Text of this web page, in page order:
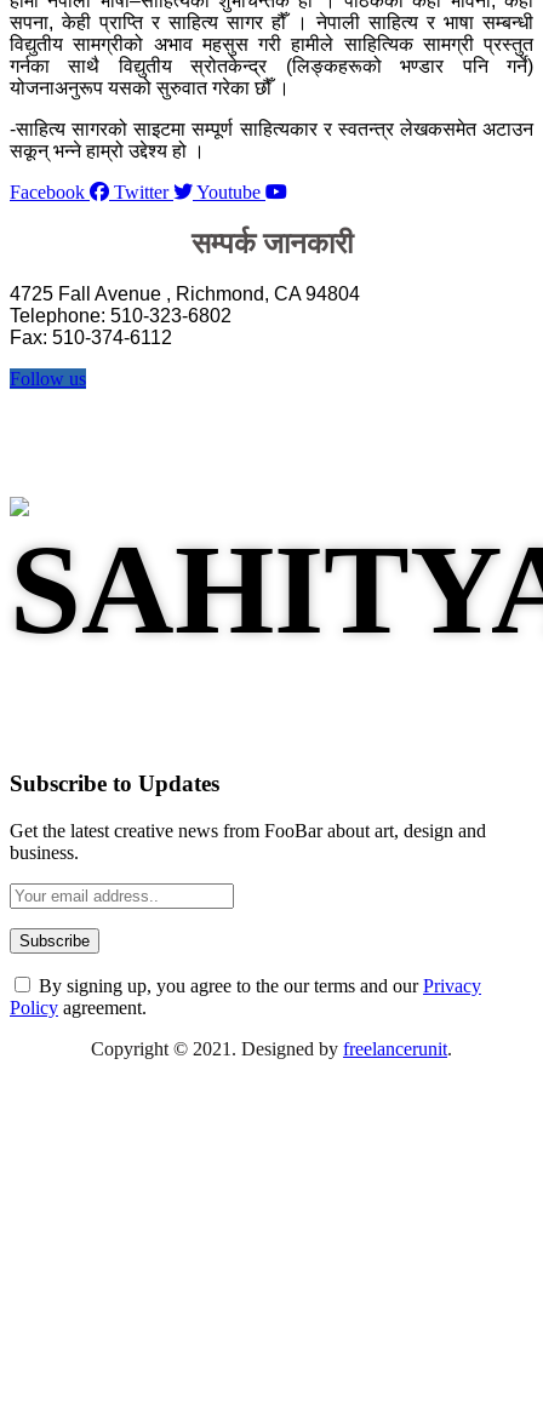
सपना, केही प्राप्ति र साहित्य सागर हौँ । नेपाली साहित्य र भाषा सम्बन्धी
विद्युतीय सामग्रीको अभाव महसुस गरी हामीले साहित्यिक सामग्री प्रस्तुत
गर्नका साथै विद्युतीय स्रोतकेन्द्र (लिङ्कहरूको भण्डार पनि गर्ने)
योजनाअनुरूप यसको सुरुवात गरेका छौँ ।
-साहित्य सागरको साइटमा सम्पूर्ण साहित्यकार र स्वतन्त्र लेखकसमेत अटाउन
सकून् भन्ने हाम्रो उद्देश्य हो ।
Facebook
Twitter Youtube
सम्पर्क जानकारी
4725 Fall Avenue , Richmond, CA 94804
Telephone: 510-323-6802
Fax: 510-374-6112
Follow us
Subscribe to Updates
Get the latest creative news from FooBar about art, design and
business.
By signing up, you agree to the our terms and ourPrivacy
Policy agreement.
Copyright © 2021. Designed by freelancerunit.